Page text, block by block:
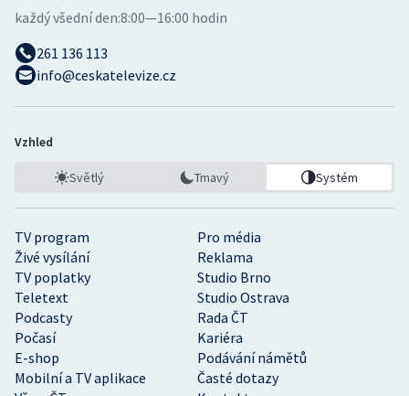
TV program
Pro média
Živé vysílání
Reklama
TV poplatky
Studio Brno
Teletext
Studio Ostrava
Podcasty
Rada ČT
Počasí
Kariéra
E-shop
Podávání námětů
Mobilní a TV aplikace
Časté dotazy
každý všední den:8:00—16:00 hodin
261 136 113
info@ceskatelevize.cz
Vzhled
Světlý Tmavý Systém